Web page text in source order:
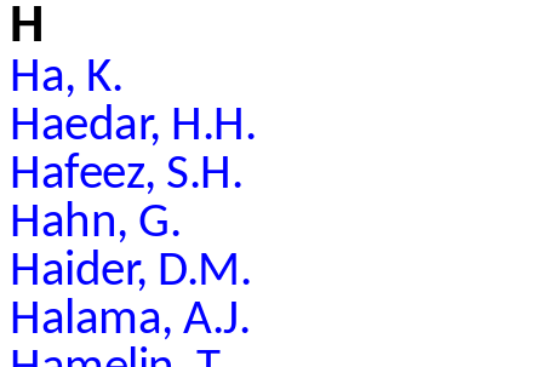
H
Ha, K.
Haedar, H.H.
Hafeez, S.H.
Hahn, G.
Haider, D.M.
Halama, A.J.